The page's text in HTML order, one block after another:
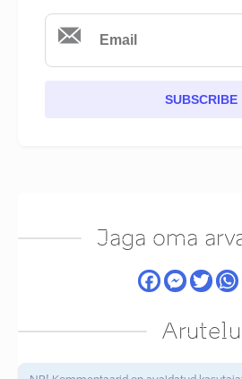
SUBSCRIBE
Jaga oma
Arutelu